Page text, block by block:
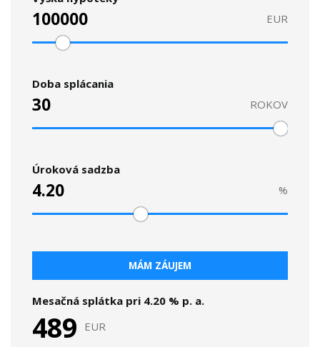
EUR
Doba splácania
ROKOV
Úroková sadzba
%
MÁM ZÁUJEM
Mesačná splátka pri 4.20 % p. a.
489 EUR